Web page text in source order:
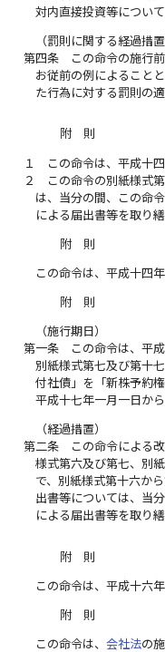
対内直接投資等につい
（罰則に関する経過措置
第四条
この命令の施行
お従前の例によること
た行為に対する罰則の
附 則
１
この命令は、平成十
２
この命令の別紙様式
は、当分の間、この命
による届出書等を取り
附 則
この命令は、平成十四
附 則
（施行期日）
第一条
この命令は、平
別紙様式第七及び第十
付社債」を「新株予約
平成十七年一月一日から
（経過措置）
第二条
この命令による
様式第六及び第七、別
で、別紙様式第十六か
出書等については、当
による届出書等を取り
附 則
この命令は、平成十六
附 則
この命令は、会社法の